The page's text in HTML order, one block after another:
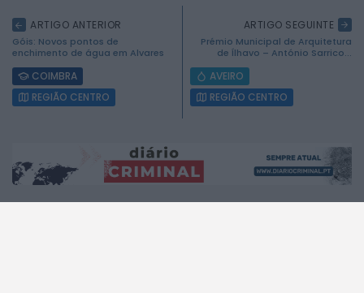
2026 Mundial FM. Todos os direitos reservados.
ARTIGO ANTERIOR
Góis: Novos pontos de
enchimento de água em Alvares
COIMBRA
REGIÃO CENTRO
ARTIGO SEGUINTE
Prémio Municipal de Arquitetura
de Ílhavo – António Sarrico...
AVEIRO
REGIÃO CENTRO